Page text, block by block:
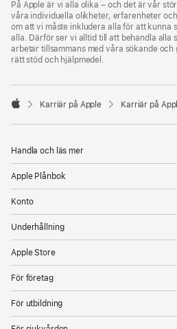
Footer
På Apple är vi alla olika – och det är vår
våra individuella olikheter, erfarenheter
om att vi måste inkludera alla för att kunna
alla. Därför ser vi alltid till att behandla alla
arbetar tillsammans med våra sökande
rätt stöd och hjälpmedel.

Karriär på Apple Karriär på
Handla och läs mer
Apple Plånbok
Konto
Underhållning
Apple Store
För företag
För utbildning